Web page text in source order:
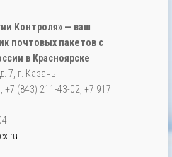
Контроля» — ваш
почтовых пакетов с
в Красноярске
7, г. Казань
+7 (843) 211-43-02, +7 917